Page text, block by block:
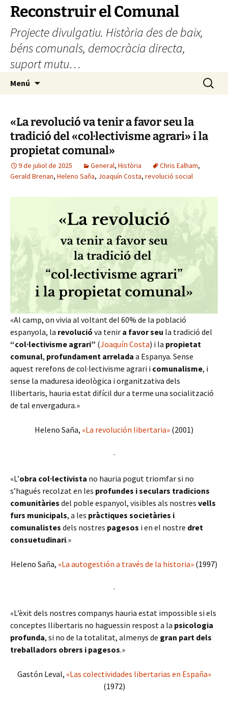
Vés
contingut
Reconstruir el Comunal
Projecte divulgatiu. Història des de baix,
béns comunals, democràcia directa,
suport mutu…
Menú Cerca:
«La revolució va tenir a favor seu la
tradició del «col·lectivisme agrari» i la
propietat comunal»
9 de juliol de 2025 General, Història Chris Ealham,
Gerald Brenan, Heleno Saña, Joaquín Costa, revolució social
«Al camp, on vivia al voltant del 60% de la població
espanyola, la revolució va tenir a favor seu la tradició del
“col·lectivisme agrari” (Joaquín Costa) i la propietat
comunal, profundament arrelada a Espanya. Sense
aquest rerefons de col·lectivisme agrari i comunalisme, i
sense la maduresa ideològica i organitzativa dels
llibertaris, hauria estat difícil dur a terme una socialització
de tal envergadura.»
Heleno Saña, «La revolución libertaria» (2001)
·
«L’obra col·lectivista no hauria pogut triomfar si no
s’hagués recolzat en les profundes i seculars tradicions
comunitàries del poble espanyol, visibles als nostres vells
furs municipals, a les pràctiques societàries i
comunalistes dels nostres pagesos i en el nostre dret
consuetudinari.»
Heleno Saña, «La autogestión a través de la historia» (1997)
·
«L’èxit dels nostres companys hauria estat impossible si els
conceptes llibertaris no haguessin respost a la psicologia
profunda, si no de la totalitat, almenys de gran part dels
treballadors obrers i pagesos.»
Gastón Leval, «Las colectividades libertarias en España»
(1972)